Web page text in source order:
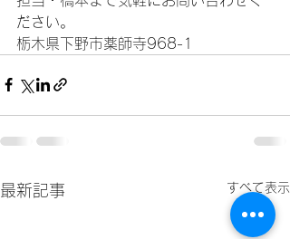
ださい。
栃木県下野市薬師寺968-1
最新記事 すべて表示